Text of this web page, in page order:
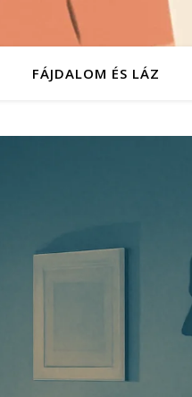
FÁJDALOM ÉS LÁZ